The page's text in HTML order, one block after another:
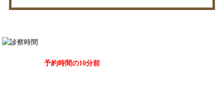
※初診の方は予約時間の10分前